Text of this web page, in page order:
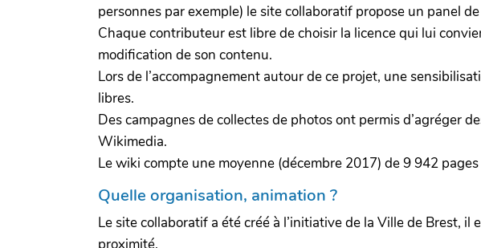
personnes par exemple) le site collaboratif propose un panel
Chaque contributeur est libre de choisir la licence qui lui
modification de son contenu.
Lors de l’accompagnement autour de ce projet, une
libres.
Des campagnes de collectes de photos ont permis d’agréger
Wikimedia.
Le wiki compte une moyenne (décembre 2017) de 9 942
Quelle organisation, animation ?
Le site collaboratif a été créé à l’initiative de la Ville de Brest, il
proximité.